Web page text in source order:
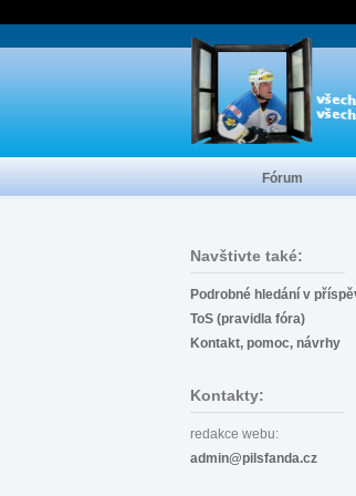
Navštivte také:
Podrobné hledání v
ToS (pravidla fóra)
Kontakt, pomoc, návrhy
Kontakty:
redakce webu:
admin@pilsfanda.cz
Fórum